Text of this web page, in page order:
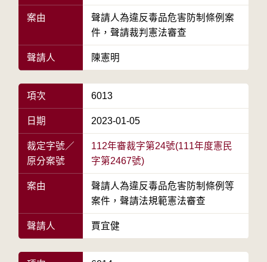
案由
聲請人為違反毒品危害防制條例案
件，聲請裁判憲法審查
聲請人 陳憲明
項次 6013
日期 2023-01-05
裁定字號／
原分案號
112年審裁字第24號(111年度憲民
字第2467號)
案由
聲請人為違反毒品危害防制條例等
案件，聲請法規範憲法審查
聲請人 賈宜健